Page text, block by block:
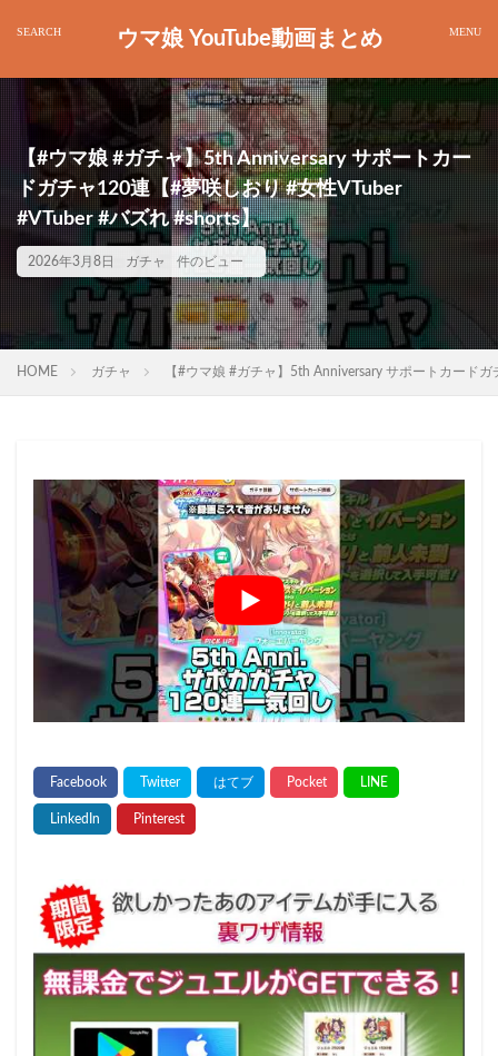
ウマ娘 YouTube動画まとめ
【#ウマ娘 #ガチャ】5th Anniversary サポートカー
ドガチャ120連【#夢咲しおり #女性VTuber
#VTuber #バズれ #shorts】
2026年3月8日 ガチャ 件のビュー
HOME ガチャ 【#ウマ娘 #ガチャ】5th Anniversary サポートカード